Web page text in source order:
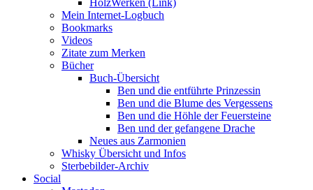
HolzWerken (Link)
Mein Internet-Logbuch
Bookmarks
Videos
Zitate zum Merken
Bücher
Buch-Übersicht
Ben und die entführte Prinzessin
Ben und die Blume des Vergessens
Ben und die Höhle der Feuersteine
Ben und der gefangene Drache
Neues aus Zarmonien
Whisky Übersicht und Infos
Sterbebilder-Archiv
Social